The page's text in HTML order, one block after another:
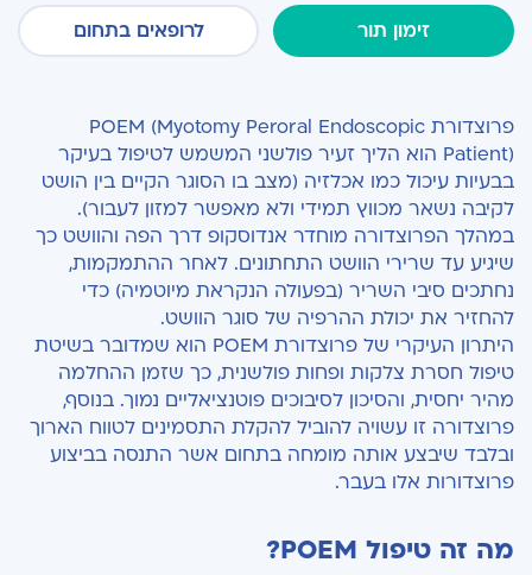
מה חשוב לדעת לאחר שמסיימים עם ההליך?
זימון תור לרופאים בתחום
פרוצדורת POEM (Myotomy Peroral Endoscopic
Patient) הוא הליך זעיר פולשני המשמש לטיפול בעיקר
בבעיות עיכול כמו אכלזיה (מצב בו הסוגר הקיים בין הושט
לקיבה נשאר מכווץ תמידי ולא מאפשר למזון לעבור).
במהלך הפרוצדורה מוחדר אנדוסקופ דרך הפה והוושט כך
שיגיע עד שרירי הוושט התחתונים. לאחר ההתמקמות,
נחתכים סיבי השריר (בפעולה הנקראת מיוטמיה) כדי
להחזיר את יכולת ההרפיה של סוגר הוושט.
היתרון העיקרי של פרוצדורת POEM הוא שמדובר בשיטת
טיפול חסרת צלקות ופחות פולשנית, כך שזמן ההחלמה
מהיר יחסית, והסיכון לסיבוכים פוטנציאליים נמוך. בנוסף,
פרוצדורה זו עשויה להוביל להקלת התסמינים לטווח הארוך
ובלבד שיבצע אותה מומחה בתחום אשר התנסה בביצוע
פרוצדורות אלו בעבר.
מה זה טיפול POEM
?